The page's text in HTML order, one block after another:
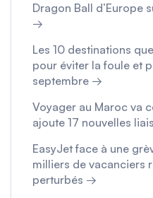
Dragon Ball d’Europe
→
Les 10 destinations
pour éviter la foule et
septembre →
Voyager au Maroc va
ajoute 17 nouvelles
EasyJet face à une
milliers de vacanciers
perturbés →